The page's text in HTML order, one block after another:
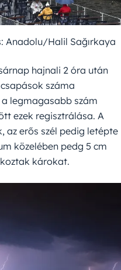
Anadolu/Halil Sağırkaya
hajnali 2 óra után
száma
legmagasabb szám
ezek regisztrálása. A
az erős szél pedig letépte
közelében pedg 5 cm
károkat.